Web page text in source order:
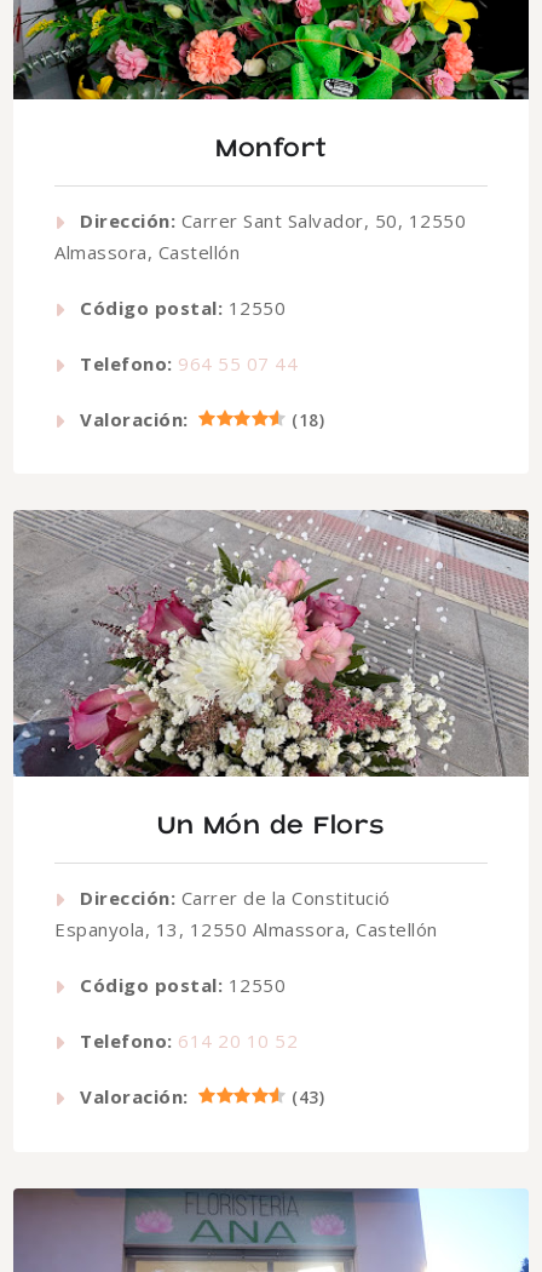
Monfort
Dirección: Carrer Sant Salvador, 50, 12550
Almassora, Castellón
Código postal: 12550
Telefono: 964 55 07 44
Valoración: (18)
Un Món de Flors
Dirección: Carrer de la Constitució
Espanyola, 13, 12550 Almassora, Castellón
Código postal: 12550
Telefono: 614 20 10 52
Valoración: (43)